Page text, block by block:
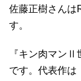
佐藤正樹さんは
す。
『キン肉マンⅡ
です。代表作は